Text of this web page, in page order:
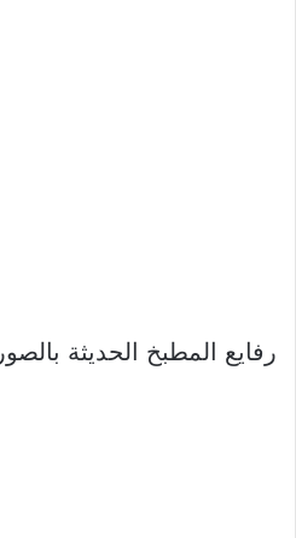
رفايع المطبخ الحديثة بالصور